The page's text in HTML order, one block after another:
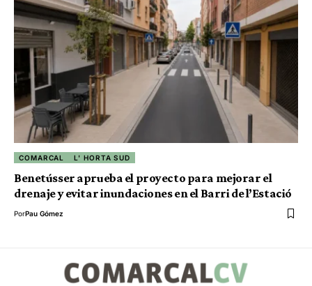
COMARCAL L' HORTA SUD
Benetússer aprueba el proyecto para mejorar el
drenaje y evitar inundaciones en el Barri de l’Estació
PorPau Gómez